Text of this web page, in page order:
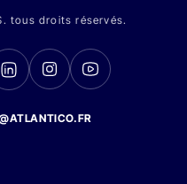
tous droits réservés.